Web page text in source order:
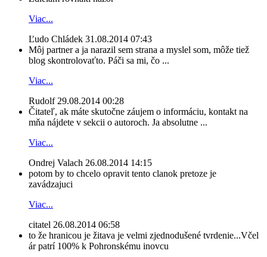
Viac...
Ľudo Chládek 31.08.2014 07:43
Môj partner a ja narazil sem strana a myslel som, môže tiež
blog skontrolovaťto. Páči sa mi, čo ...
Viac...
Rudolf 29.08.2014 00:28
Čitateľ, ak máte skutočne záujem o informáciu, kontakt na
mňa nájdete v sekcii o autoroch. Ja absolutne ...
Viac...
Ondrej Valach 26.08.2014 14:15
potom by to chcelo opravit tento clanok pretoze je
zavádzajuci
Viac...
citatel 26.08.2014 06:58
to že hranicou je žitava je velmi zjednodušené tvrdenie...Včel
ár patrí 100% k Pohronskému inovcu